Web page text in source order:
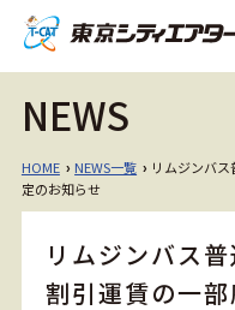
NEWS
HOME › NEWS一覧 › リムジンバ
定のお知らせ
リムジンバス
割引運賃の一